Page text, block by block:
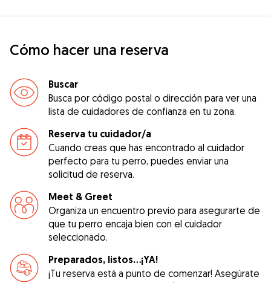
Cómo hacer una reserva
Buscar
Busca por código postal o dirección para ver una
lista de cuidadores de confianza en tu zona.
Reserva tu cuidador/a
Cuando creas que has encontrado al cuidador
perfecto para tu perro, puedes enviar una
solicitud de reserva.
Meet & Greet
Organiza un encuentro previo para asegurarte de
que tu perro encaja bien con el cuidador
seleccionado.
Preparados, listos...¡YA!
¡Tu reserva está a punto de comenzar! Asegúrate